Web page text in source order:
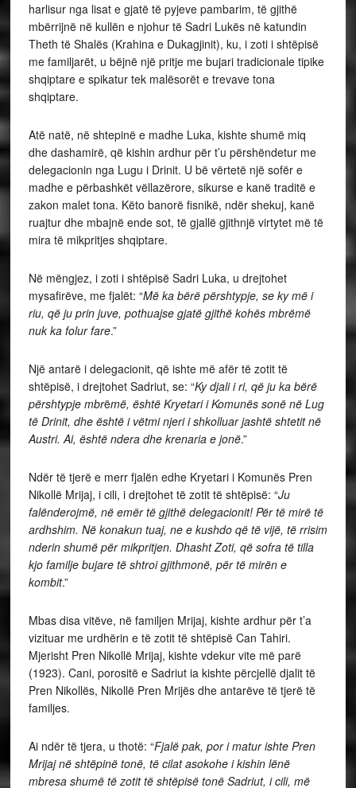
harlisur nga lisat e gjatë të pyjeve pambarim, të gjithë
mbërrijnë në kullën e njohur të Sadri Lukës në katundin
Theth të Shalës (Krahina e Dukagjinit), ku, i zoti i shtëpisë
me familjarët, u bëjnë një pritje me bujari tradicionale tipike
shqiptare e spikatur tek malësorët e trevave tona
shqiptare.
Atë natë, në shtepinë e madhe Luka, kishte shumë miq
dhe dashamirë, që kishin ardhur për t’u përshëndetur me
delegacionin nga Lugu i Drinit. U bë vërtetë një sofër e
madhe e përbashkët vëllazërore, sikurse e kanë traditë e
zakon malet tona. Këto banorë fisnikë, ndër shekuj, kanë
ruajtur dhe mbajnë ende sot, të gjallë gjithnjë virtytet më të
mira të mikpritjes shqiptare.
Në mëngjez, i zoti i shtëpisë Sadri Luka, u drejtohet
mysafirëve, me fjalët: “Më ka bërë përshtypje, se ky më i
riu, që ju prin juve, pothuajse gjatë gjithë kohës mbrëmë
nuk ka folur fare.”
Një antarë i delegacionit, që ishte më afër të zotit të
shtëpisë, i drejtohet Sadriut, se: “Ky djali i ri, që ju ka bërë
përshtypje mbrëmë, është Kryetari i Komunës sonë në Lug
të Drinit, dhe është i vëtmi njeri i shkolluar jashtë shtetit në
Austri. Ai, është ndera dhe krenaria e jonë.”
Ndër të tjerë e merr fjalën edhe Kryetari i Komunës Pren
Nikollë Mrijaj, i cili, i drejtohet të zotit të shtëpisë: “Ju
falënderojmë, në emër të gjithë delegacionit! Për të mirë të
ardhshim. Në konakun tuaj, ne e kushdo që të vijë, të rrisim
nderin shumë për mikpritjen. Dhasht Zoti, që sofra të tilla
kjo familje bujare të shtroi gjithmonë, për të mirën e
kombit.”
Mbas disa vitëve, në familjen Mrijaj, kishte ardhur për t’a
vizituar me urdhërin e të zotit të shtëpisë Can Tahiri.
Mjerisht Pren Nikollë Mrijaj, kishte vdekur vite më parë
(1923). Cani, porositë e Sadriut ia kishte përcjellë djalit të
Pren Nikollës, Nikollë Pren Mrijës dhe antarëve të tjerë të
familjes.
Ai ndër të tjera, u thotë: “Fjalë pak, por i matur ishte Pren
Mrijaj në shtëpinë tonë, të cilat asokohe i kishin lënë
mbresa shumë të zotit të shtëpisë tonë Sadriut, i cili, më